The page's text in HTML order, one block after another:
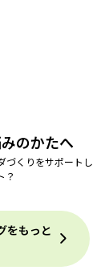
のかたへ
づくりをサポートし
？
をもっと